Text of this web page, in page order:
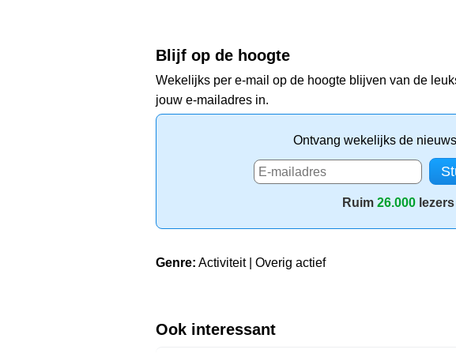
Blijf op de hoogte
Wekelijks per e-mail op de hoogte blijven van de
jouw e-mailadres in.
Ontvang wekelijks de
Ruim 26.000 lezers
Genre: Activiteit | Overig actief
Ook interessant